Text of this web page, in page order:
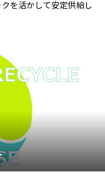
を活かして安定供給し